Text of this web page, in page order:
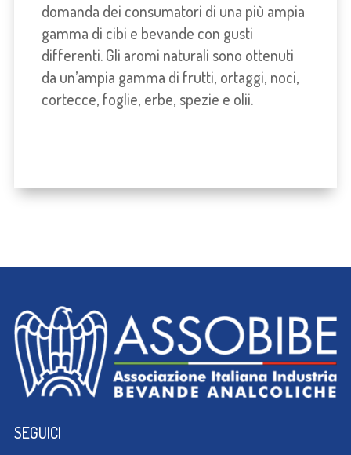
domanda dei consumatori di una più ampia
gamma di cibi e bevande con gusti
differenti. Gli aromi naturali sono ottenuti
da un’ampia gamma di frutti, ortaggi, noci,
cortecce, foglie, erbe, spezie e olii.
SEGUICI